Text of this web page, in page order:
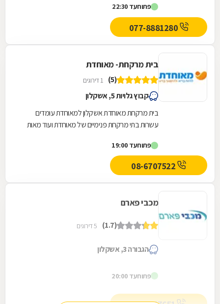
פתוחעד 22:30
בית מרקחת- מאוחדת
(5) 1 דירוגים
קבוץ גלויות 5, אשקלון
בית מרקחת מאוחדת אשקלון למאוחדת עומדים
עשרות בתי מרקחת פנימיים של מאוחדת ועוד מאות
רשתות...
פתוחעד 19:00
מכבי פארם
(1.7) 5 דירוגים
הגבורה 3, אשקלון
פתוחעד 20:00